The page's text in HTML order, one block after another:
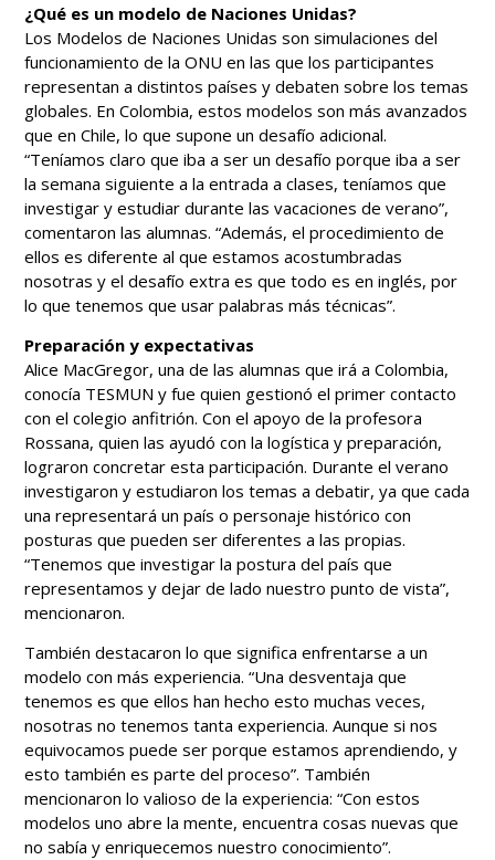
¿Qué es un modelo de Naciones Unidas?
Los Modelos de Naciones Unidas son simulaciones del
funcionamiento de la ONU en las que los participantes
representan a distintos países y debaten sobre los temas
globales. En Colombia, estos modelos son más avanzados
que en Chile, lo que supone un desafío adicional.
“Teníamos claro que iba a ser un desafío porque iba a ser
la semana siguiente a la entrada a clases, teníamos que
investigar y estudiar durante las vacaciones de verano”,
comentaron las alumnas. “Además, el procedimiento de
ellos es diferente al que estamos acostumbradas
nosotras y el desafío extra es que todo es en inglés, por
lo que tenemos que usar palabras más técnicas”.
Preparación y expectativas
Alice MacGregor, una de las alumnas que irá a Colombia,
conocía TESMUN y fue quien gestionó el primer contacto
con el colegio anfitrión. Con el apoyo de la profesora
Rossana, quien las ayudó con la logística y preparación,
lograron concretar esta participación. Durante el verano
investigaron y estudiaron los temas a debatir, ya que cada
una representará un país o personaje histórico con
posturas que pueden ser diferentes a las propias.
“Tenemos que investigar la postura del país que
representamos y dejar de lado nuestro punto de vista”,
mencionaron.
También destacaron lo que significa enfrentarse a un
modelo con más experiencia. “Una desventaja que
tenemos es que ellos han hecho esto muchas veces,
nosotras no tenemos tanta experiencia. Aunque si nos
equivocamos puede ser porque estamos aprendiendo, y
esto también es parte del proceso”. También
mencionaron lo valioso de la experiencia: “Con estos
modelos uno abre la mente, encuentra cosas nuevas que
no sabía y enriquecemos nuestro conocimiento”.